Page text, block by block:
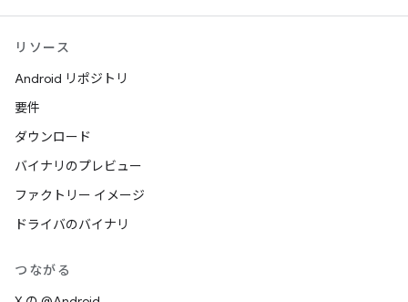
リソース
Android リポジトリ
要件
ダウンロード
バイナリのプレビュー
ファクトリー イメージ
ドライバのバイナリ
つながる